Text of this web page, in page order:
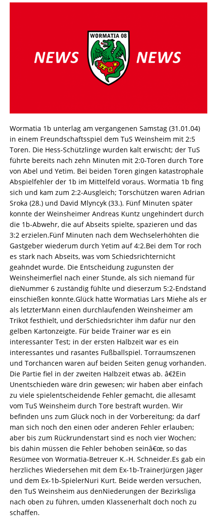
Wormatia 1b unterlag am vergangenen Samstag (31.01.04)
in einem Freundschaftsspiel dem TuS Weinsheim mit 2:5
Toren. Die Hess-Schützlinge wurden kalt erwischt; der TuS
führte bereits nach zehn Minuten mit 2:0-Toren durch Tore
von Abel und Yetim. Bei beiden Toren gingen katastrophale
Abspielfehler der 1b im Mittelfeld voraus. Wormatia 1b fing
sich und kam zum 2:2-Ausgleich; Torschützen waren Adrian
Sroka (28.) und David Mlyncyk (33.). Fünf Minuten später
konnte der Weinsheimer Andreas Kuntz ungehindert durch
die 1b-Abwehr, die auf Abseits spielte, spazieren und das
3:2 erzielen.Fünf Minuten nach dem Wechselerhöhten die
Gastgeber wiederum durch Yetim auf 4:2.Bei dem Tor roch
es stark nach Abseits, was vom Schiedsrichternicht
geahndet wurde. Die Entscheidung zugunsten der
Weinsheimerfiel nach einer Stunde, als sich niemand für
dieNummer 6 zuständig fühlte und dieserzum 5:2-Endstand
einschießen konnte.Glück hatte Wormatias Lars Miehe als er
als letzterMann einen durchlaufenden Weinsheimer am
Trikot festhielt, und derSchiedsrichter ihm dafür nur den
gelben Kartonzeigte. Für beide Trainer war es ein
interessanter Test; in der ersten Halbzeit war es ein
interessantes und rasantes Fußballspiel. Torraumszenen
und Torchancen waren auf beiden Seiten genug vorhanden.
Die Partie fiel in der zweiten Halbzeit etwas ab. â€žEin
Unentschieden wäre drin gewesen; wir haben aber einfach
zu viele spielentscheidende Fehler gemacht, die allesamt
vom TuS Weinsheim durch Tore bestraft wurden. Wir
befinden uns zum Glück noch in der Vorbereitung; da darf
man sich noch den einen oder anderen Fehler erlauben;
aber bis zum Rückrundenstart sind es noch vier Wochen;
bis dahin müssen die Fehler behoben seinâ€œ, so das
Resümee von Wormatia-Betreuer K.-H. Schneider.Es gab ein
herzliches Wiedersehen mit dem Ex-1b-TrainerJürgen Jäger
und dem Ex-1b-SpielerNuri Kurt. Beide werden versuchen,
den TuS Weinsheim aus denNiederungen der Bezirksliga
nach oben zu führen, umden Klassenerhalt doch noch zu
schaffen.